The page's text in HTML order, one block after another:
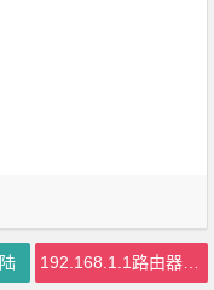
192.168.1.1路由器管理界面